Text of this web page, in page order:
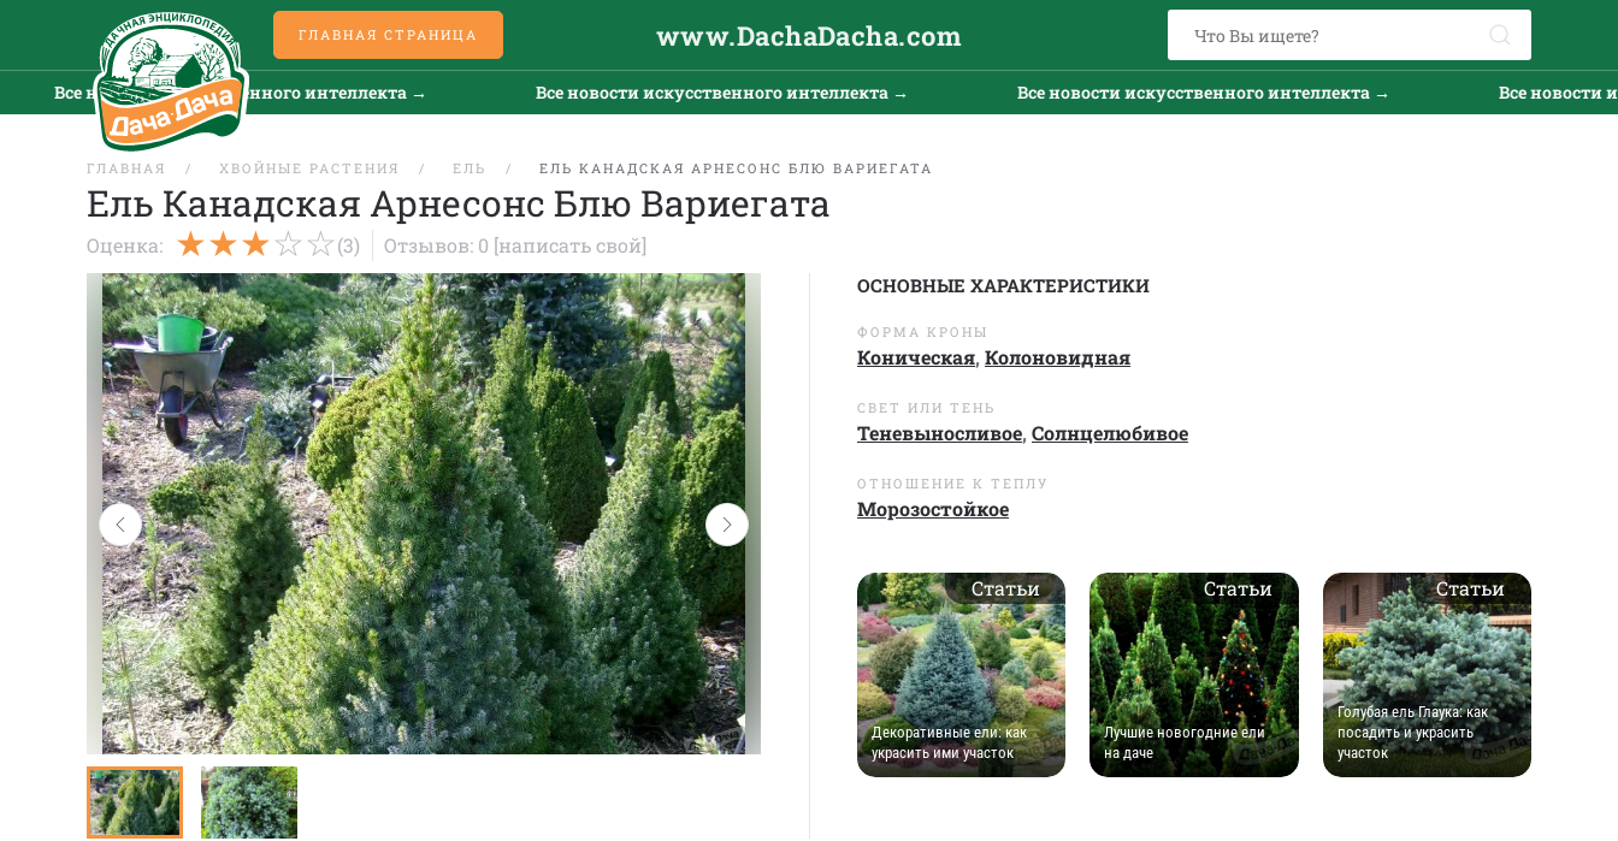
ГЛАВНАЯ СТРАНИЦА www.DachaDacha.com
Все новости искусственного интеллекта → Все новости искусственного интеллекта → Все новости искусственного интеллекта → Все новости
ГЛАВНАЯ ХВОЙНЫЕ РАСТЕНИЯ ЕЛЬ ЕЛЬ КАНАДСКАЯ АРНЕСОНС БЛЮ ВАРИЕГАТА
Ель Канадская Арнесонс Блю Вариегата
Оценка: (3) Отзывов: 0 [написать свой]
ОСНОВНЫЕ ХАРАКТЕРИСТИКИ
ФОРМА КРОНЫ
Коническая, Колоновидная
СВЕТ ИЛИ ТЕНЬ
Теневыносливое, Солнцелюбивое
ОТНОШЕНИЕ К ТЕПЛУ
Морозостойкое
Декоративные ели: как
украсить ими участок
Статьи
Лучшие новогодние ели
на даче
Статьи
Голубая ель Глаука: как
посадить и украсить
участок
Статьи